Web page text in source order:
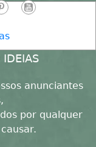
IDEIAS
anunciantes
por qualquer